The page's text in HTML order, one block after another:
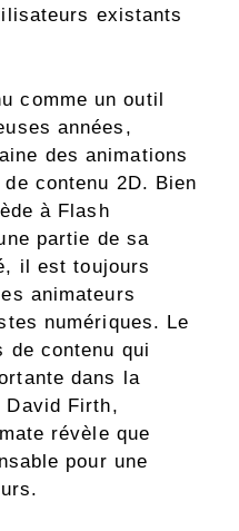
existants
comme un outil
années,
des animations
contenu 2D. Bien
à Flash
partie de sa
il est toujours
animateurs
numériques. Le
de contenu qui
dans la
David Firth,
révèle que
pour une